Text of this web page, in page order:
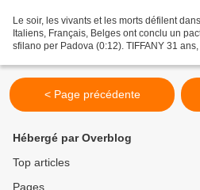
Le soir, les vivants et les morts défilent
Italiens, Français, Belges ont conclu un
sfilano per Padova (0:12). TIFFANY 31
< Page précédente
Hébergé par Overblog
Top articles
Pages